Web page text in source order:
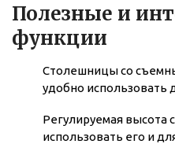
Полезные и
функции
Столешницы со
удобно использовать
Регулируемая высота
использовать его и